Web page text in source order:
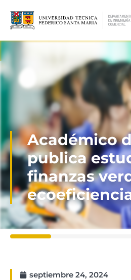
Académico
publica
finanzas
septiembre 24, 2024